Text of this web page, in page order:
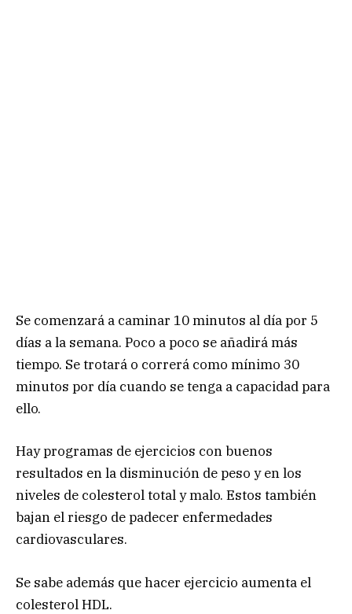
Se comenzará a caminar 10 minutos al día por 5
días a la semana. Poco a poco se añadirá más
tiempo. Se trotará o correrá como mínimo 30
minutos por día cuando se tenga a capacidad para
ello.
Hay programas de ejercicios con buenos
resultados en la disminución de peso y en los
niveles de colesterol total y malo. Estos también
bajan el riesgo de padecer enfermedades
cardiovasculares.
Se sabe además que hacer ejercicio aumenta el
colesterol HDL.